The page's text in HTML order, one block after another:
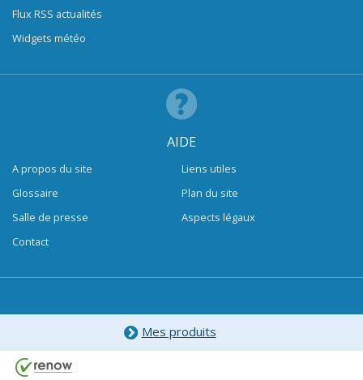
Flux RSS actualités
Widgets météo
AIDE
A propos du site
Glossaire
Salle de presse
Contact
Liens utiles
Plan du site
Aspects légaux
Mes produits